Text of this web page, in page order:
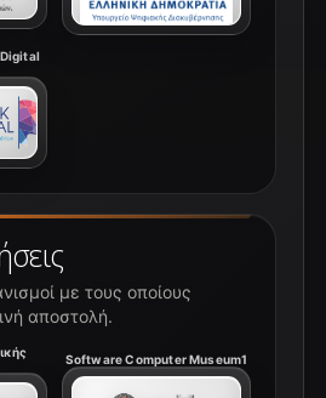
με τους οποίους
αποστολή.
Software Computer Museum1